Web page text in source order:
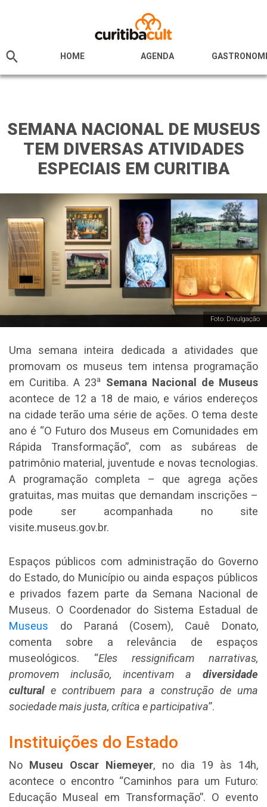
HOME AGENDA
SEMANA NACIONAL DE MUSEUS
TEM DIVERSAS ATIVIDADES
ESPECIAIS EM CURITIBA
Foto: Divulgação
Uma semana inteira dedicada a atividades que
promovam os museus tem intensa programação
em Curitiba. A 23a
Semana Nacional de Museus
acontece de 12 a 18 de maio, e vários endereços
na cidade terão uma série de ações. O tema deste
ano é “O Futuro dos Museus em Comunidades em
Rápida Transformação”, com as subáreas de
patrimônio material, juventude e novas tecnologias.
A programação completa – que agrega ações
gratuitas, mas muitas que demandam inscrições –
pode ser acompanhada no site
visite.museus.gov.br.
Espaços públicos com administração do Governo
do Estado, do Município ou ainda espaços públicos
e privados fazem parte da Semana Nacional de
Museus. O Coordenador do Sistema Estadual de
Museus do Paraná (Cosem), Cauê Donato,
comenta sobre a relevância de espaços
museológicos. “Eles ressignificam narrativas,
promovem inclusão, incentivam a diversidade
cultural e contribuem para a construção de uma
sociedade mais justa, crítica e participativa”.
Instituições do Estado
No Museu Oscar Niemeyer, no dia 19 às 14h,
acontece o encontro “Caminhos para um Futuro:
Educação Museal em Transformação”. O evento